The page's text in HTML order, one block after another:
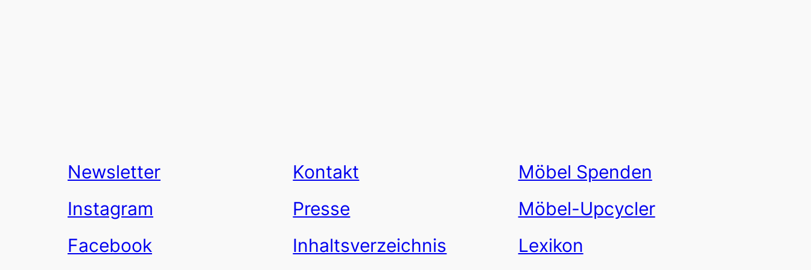
Newsletter
Instagram
Facebook
Kontakt
Presse
Inhaltsverzeichnis
Möbel Spenden
Möbel-Upcycler
Lexikon